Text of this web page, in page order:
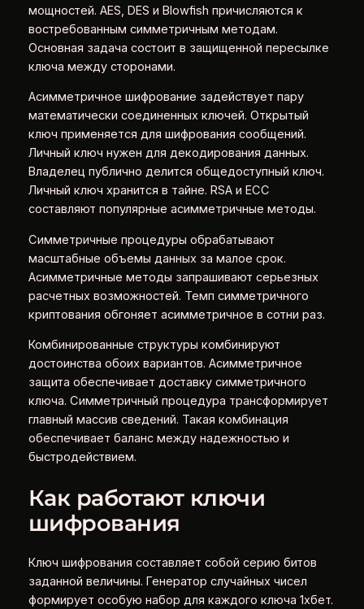
мощностей. AES, DES и Blowfish причисляются к
востребованным симметричным методам.
Основная задача состоит в защищенной пересылке
ключа между сторонами.
Асимметричное шифрование задействует пару
математически соединенных ключей. Открытый
ключ применяется для шифрования сообщений.
Личный ключ нужен для декодирования данных.
Владелец публично делится общедоступный ключ.
Личный ключ хранится в тайне. RSA и ECC
составляют популярные асимметричные методы.
Симметричные процедуры обрабатывают
масштабные объемы данных за малое срок.
Асимметричные методы запрашивают серьезных
расчетных возможностей. Темп симметричного
криптования обгоняет асимметричное в сотни раз.
Комбинированные структуры комбинируют
достоинства обоих вариантов. Асимметричное
защита обеспечивает доставку симметричного
ключа. Симметричный процедура трансформирует
главный массив сведений. Такая комбинация
обеспечивает баланс между надежностью и
быстродействием.
Как работают ключи
шифрования
Ключ шифрования составляет собой серию битов
заданной величины. Генератор случайных чисел
формирует особую набор для каждого ключа 1хбет.